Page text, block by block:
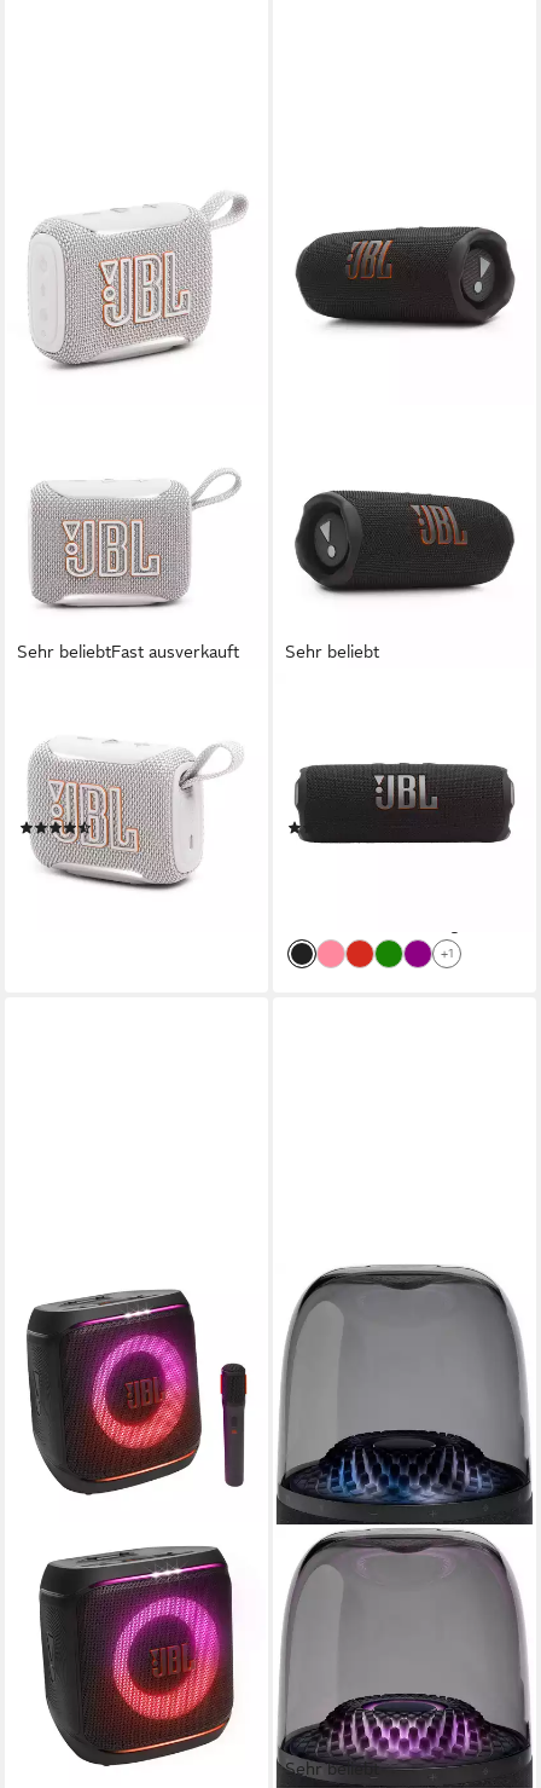
Sehr beliebtFast ausverkauft
A2DP Bluetooth, Bluetooth, AVRCP Bluetooth
Netzwerkstandard
4,8 W Gesamtleistung
10 Std. Max. Akkulaufzeit
(21)
46,99 €
lieferbar - in 3-4 Werktagen bei dir
Sehr beliebt
Netzwerkstandard
35 W Gesamtleistung
0,83 kg Gewicht
107,90 €
+1
Sehr beliebt